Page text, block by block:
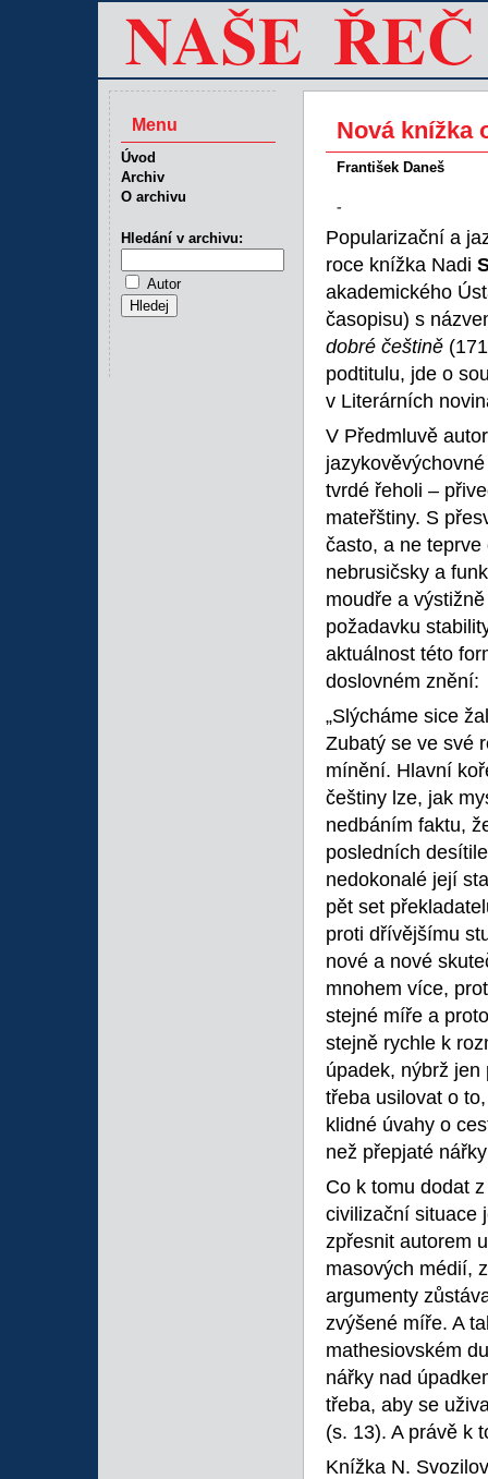
Nová knížka
František Daneš
-
Popularizační a
roce knížka Nadi
akademického
časopisu) s
dobré češtině
podtitulu, jde o
v Literárních
V Předmluvě
tvrdé řeholi –
mateřštiny. S
často, a ne
nebrusičsky a
moudře a
požadavku
aktuálnost této
doslovném znění:
„Slýcháme sice
Zubatý se ve své
mínění. Hlavní
češtiny lze, jak
nedbáním faktu,
posledních
nedokonalé její
pět set
proti dřívějšímu
nové a nové
mnohem více,
stejné míře a
stejně rychle k
úpadek, nýbrž
třeba usilovat o
klidné úvahy o
než přepjaté
Co k tomu dodat
civilizační situace
zpřesnit autorem
masových médií,
argumenty
zvýšené míře. A
mathesiovském
nářky nad
třeba, aby se
(s. 13). A právě k
Knížka N.
Menu
Úvod
Archiv
O archivu
Hledání v archivu:
Autor